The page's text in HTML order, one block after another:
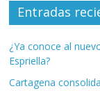
Entradas
¿Ya conoce al
Espriella?
Cartagena